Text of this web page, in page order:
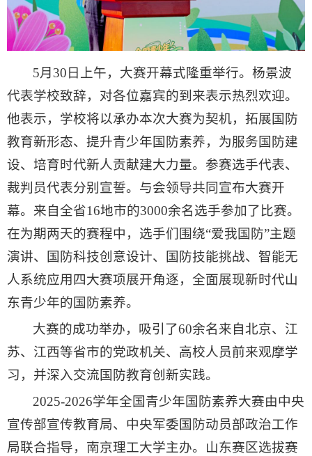
5月30日上午，大赛开幕式隆重举行。杨景波
代表学校致辞，对各位嘉宾的到来表示热烈欢迎。
他表示，学校将以承办本次大赛为契机，拓展国防
教育新形态、提升青少年国防素养，为服务国防建
设、培育时代新人贡献建大力量。参赛选手代表、
裁判员代表分别宣誓。与会领导共同宣布大赛开
幕。来自全省16地市的3000余名选手参加了比赛。
在为期两天的赛程中，选手们围绕“爱我国防”主题
演讲、国防科技创意设计、国防技能挑战、智能无
人系统应用四大赛项展开角逐，全面展现新时代山
东青少年的国防素养。
大赛的成功举办，吸引了60余名来自北京、江
苏、江西等省市的党政机关、高校人员前来观摩学
习，并深入交流国防教育创新实践。
2025-2026学年全国青少年国防素养大赛由中央
宣传部宣传教育局、中央军委国防动员部政治工作
局联合指导，南京理工大学主办。山东赛区选拔赛